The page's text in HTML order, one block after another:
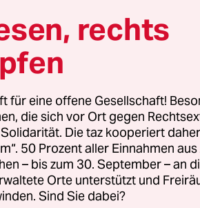
kurzen Gebet die erste
eine weitere Kerze
in voller Pracht strahlt.
an kleinen
– einem viereckigen
betrachtet, zweitrangig ist
anders als etwa Jom
so hochgeschätzt wird,
rechts
für eine offene Gesellschaft!
die sich vor Ort gegen
Die taz kooperiert
50 Prozent aller Einnahmen
– bis zum 30. September – an
Orte unterstützt und
Sind Sie dabei?